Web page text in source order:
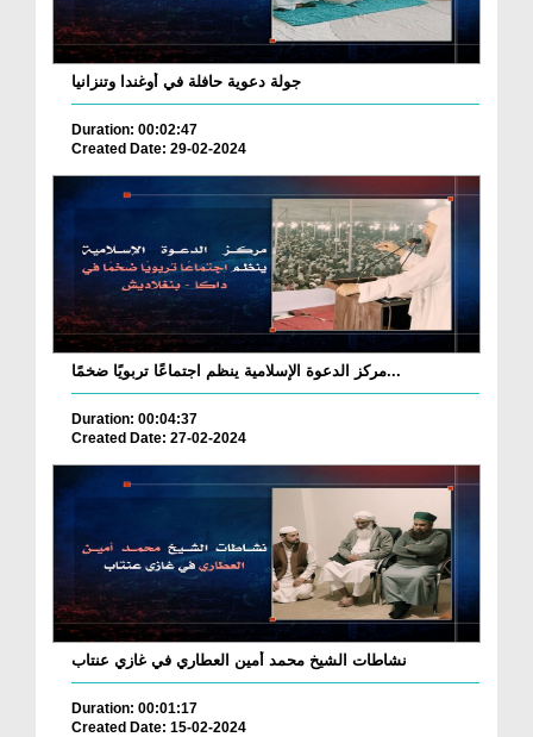
جولة دعوية حافلة في أوغندا وتنزانيا
Duration: 00:02:47
Created Date: 29-02-2024
مركز الدعوة الإسلامية ينظم اجتماعًا تربويًا ضخمًا...
Duration: 00:04:37
Created Date: 27-02-2024
نشاطات الشيخ محمد أمين العطاري في غازي عنتاب
Duration: 00:01:17
Created Date: 15-02-2024